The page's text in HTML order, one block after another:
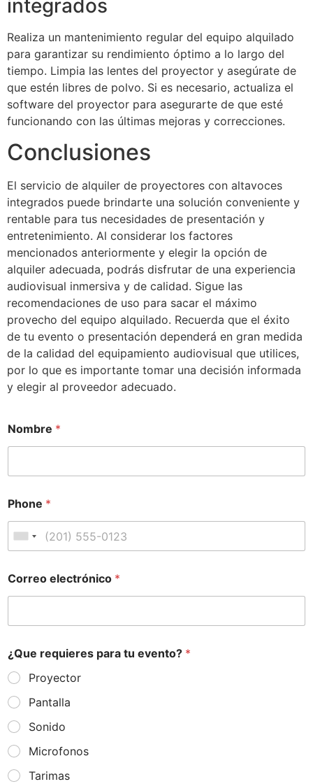
integrados
Realiza un mantenimiento regular del equipo alquilado
para garantizar su rendimiento óptimo a lo largo del
tiempo. Limpia las lentes del proyector y asegúrate de
que estén libres de polvo. Si es necesario, actualiza el
software del proyector para asegurarte de que esté
funcionando con las últimas mejoras y correcciones.
Conclusiones
El servicio de alquiler de proyectores con altavoces
integrados puede brindarte una solución conveniente y
rentable para tus necesidades de presentación y
entretenimiento. Al considerar los factores
mencionados anteriormente y elegir la opción de
alquiler adecuada, podrás disfrutar de una experiencia
audiovisual inmersiva y de calidad. Sigue las
recomendaciones de uso para sacar el máximo
provecho del equipo alquilado. Recuerda que el éxito
de tu evento o presentación dependerá en gran medida
de la calidad del equipamiento audiovisual que utilices,
por lo que es importante tomar una decisión informada
y elegir al proveedor adecuado.
Nombre *
Phone *
Correo electrónico *
¿Que requieres para tu evento? *
Proyector
Pantalla
Sonido
Microfonos
Tarimas